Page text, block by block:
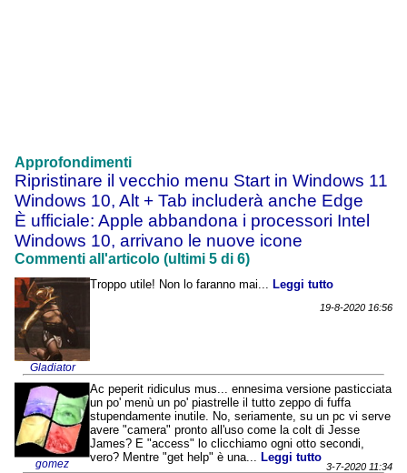
Approfondimenti
Ripristinare il vecchio menu Start in Windows 11
Windows 10, Alt + Tab includerà anche Edge
È ufficiale: Apple abbandona i processori Intel
Windows 10, arrivano le nuove icone
Commenti all'articolo (ultimi 5 di 6)
Gladiator
Troppo utile! Non lo faranno mai... Leggi tutto
19-8-2020 16:56
gomez
Ac peperit ridiculus mus... ennesima versione pasticciata
un po' menù un po' piastrelle il tutto zeppo di fuffa
stupendamente inutile. No, seriamente, su un pc vi serve
avere "camera" pronto all'uso come la colt di Jesse
James? E "access" lo clicchiamo ogni otto secondi,
vero? Mentre "get help" è una...Leggi tutto
3-7-2020 11:34